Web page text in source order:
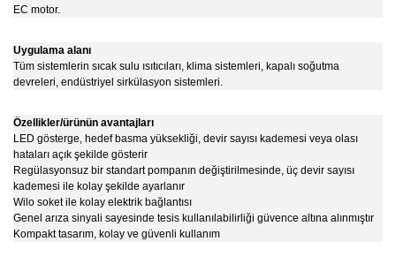
EC motor.
Uygulama alanı
Tüm sistemlerin sıcak sulu ısıtıcıları, klima sistemleri, kapalı soğutma
devreleri, endüstriyel sirkülasyon sistemleri.
Özellikler/ürünün avantajları
LED gösterge, hedef basma yüksekliği, devir sayısı kademesi veya olası
hataları açık şekilde gösterir
Regülasyonsuz bir standart pompanın değiştirilmesinde, üç devir sayısı
kademesi ile kolay şekilde ayarlanır
Wilo soket ile kolay elektrik bağlantısı
Genel arıza sinyali sayesinde tesis kullanılabilirliği güvence altına alınmıştır
Kompakt tasarım, kolay ve güvenli kullanım